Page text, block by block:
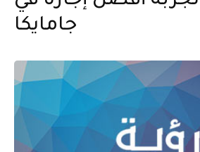
جامايكا